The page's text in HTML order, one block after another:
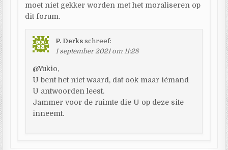
moet niet gekker worden met het moraliseren op
dit forum.
P. Derks schreef:
1 september 2021 om 11:28
@Yukio,
U bent het niet waard, dat ook maar iémand
U antwoorden leest.
Jammer voor de ruimte die U op deze site
inneemt.